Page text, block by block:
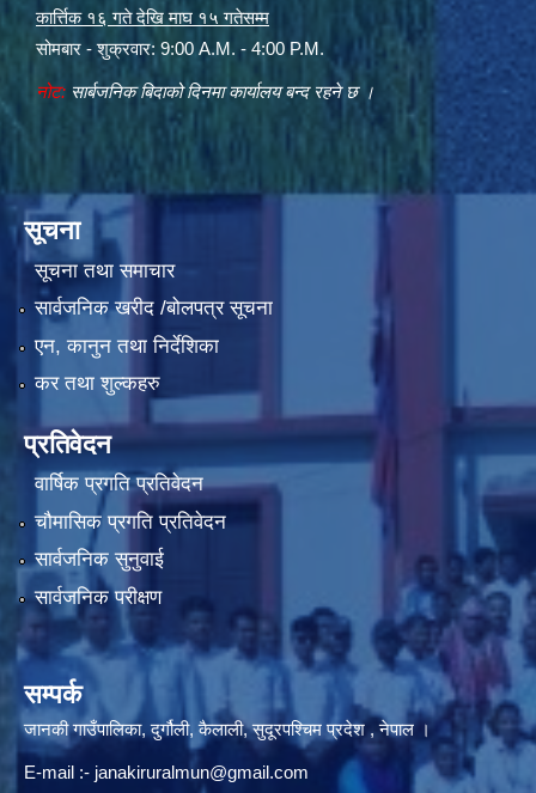
कार्त्तिक १६ गते देखि माघ १५ गतेसम्म
सोमबार - शुक्रवार: 9:00 A.M. - 4:00 P.M.
नोट: सार्बजनिक बिदाको दिनमा कार्यालय बन्द रहने छ ।
सूचना
सूचना तथा समाचार
सार्वजनिक खरीद /बोलपत्र सूचना
एन, कानुन तथा निर्देशिका
कर तथा शुल्कहरु
प्रतिवेदन
वार्षिक प्रगति प्रतिवेदन
चौमासिक प्रगति प्रतिवेदन
सार्वजनिक सुनुवाई
सार्वजनिक परीक्षण
सम्पर्क
जानकी गाउँपालिका, दुर्गौली, कैलाली, सुदूरपश्चिम प्रदेश , नेपाल ।
E-mail :- janakiruralmun@gmail.com